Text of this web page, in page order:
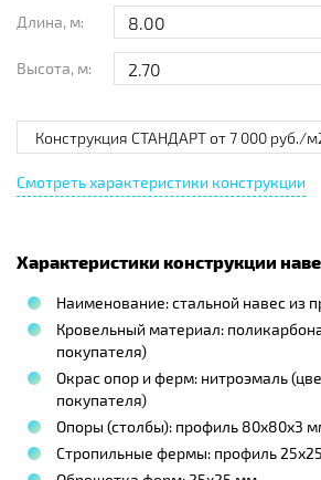
Длина, м:
Высота, м:
Смотреть характеристики конструкции
Характеристики конструкции
Наименование: стальной навес из
Кровельный материал:
покупателя)
Окрас опор и ферм: нитроэмаль
покупателя)
Опоры (столбы): профиль 80х80х3
Стропильные фермы: профиль